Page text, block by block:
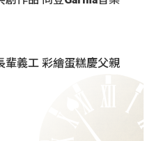
輩義工 彩繪蛋糕慶父親